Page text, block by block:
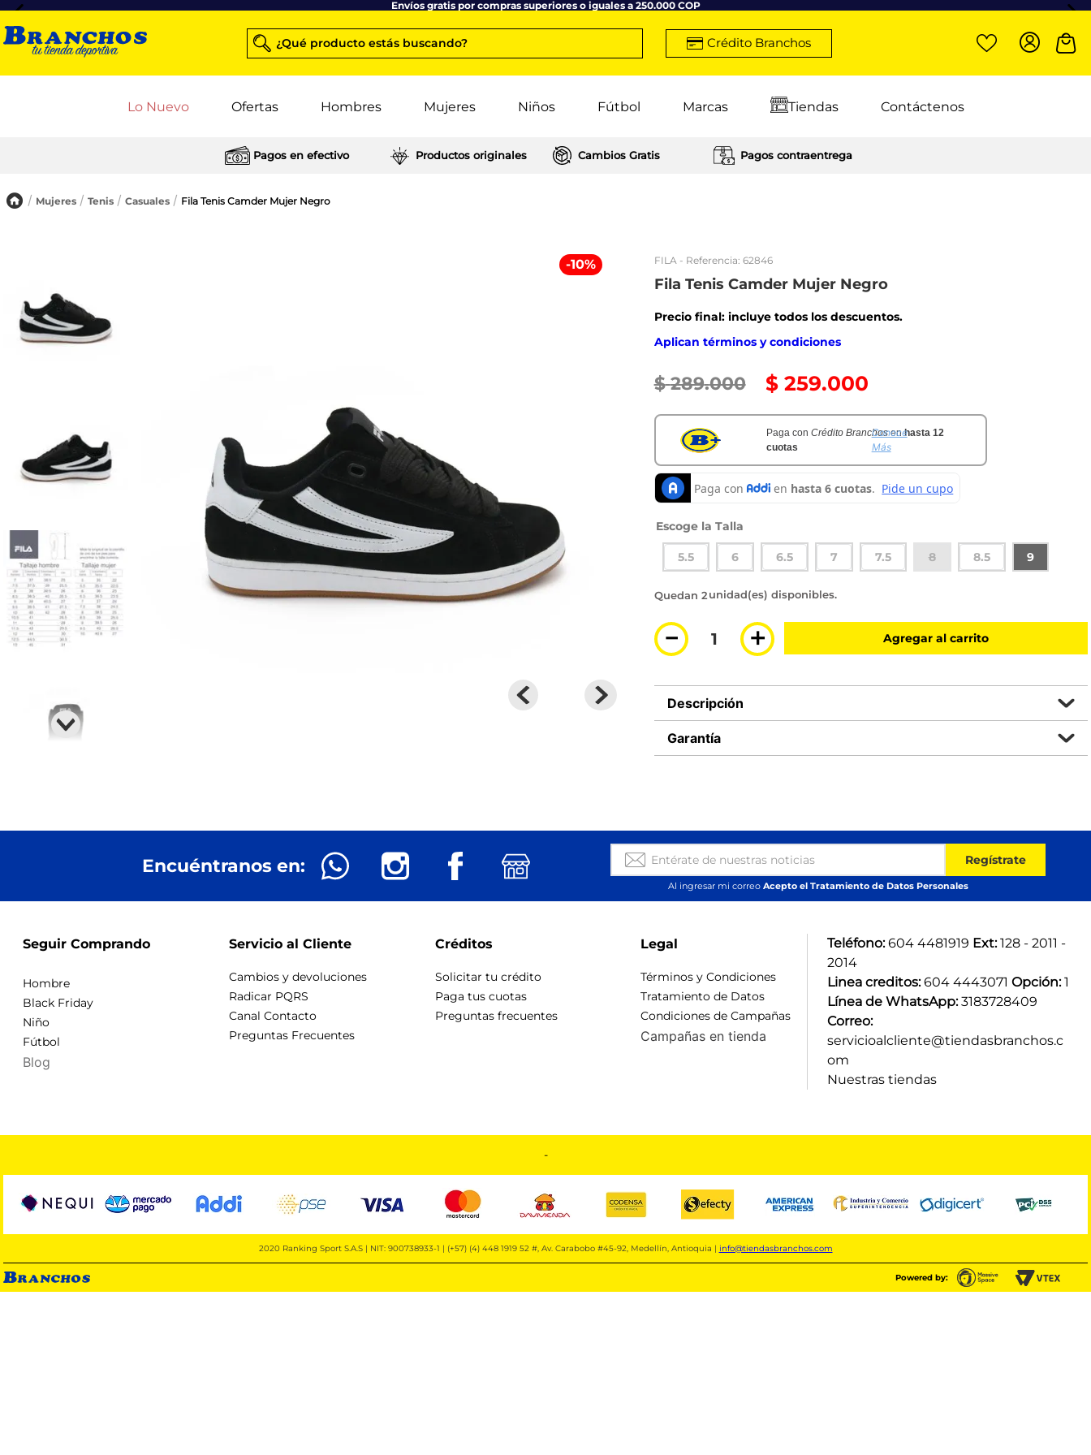
Envíos gratis por compras superiores o iguales a 250.000 COP
¿Qué producto estás buscando? Crédito Branchos
Lo Nuevo Ofertas Hombres Mujeres Niños Fútbol Marcas Tiendas Contáctenos
Pagos en efectivo Productos originales Cambios Gratis Pagos contraentrega
Mujeres Tenis Casuales Fila Tenis Camder Mujer Negro
-10% FILA- Referencia: 62846
Fila Tenis Camder Mujer Negro
Precio final: incluye todos los descuentos.
Aplican términos y condiciones
$ 289.000 $ 259.000
Paga con Crédito Branchosenhasta 12
cuotas
Conoce
Más
Talla
5.5 6 6.5 7 7.5 8 8.5 9
2 disponibles
＋
－ Agregar al carrito
Descripción
Garantía
Encuéntranos en: Regístrate
Al ingresar mi correo Acepto el Tratamiento de Datos Personales
Seguir Comprando
Hombre
Black Friday
Niño
Fútbol
Blog
Servicio al Cliente
Cambios y devoluciones
Radicar PQRS
Canal Contacto
Preguntas Frecuentes
Créditos
Solicitar tu crédito
Paga tus cuotas
Preguntas frecuentes
Legal
Términos y Condiciones
Tratamiento de Datos
Condiciones de Campañas
Campañas en tienda
Teléfono: 604 4481919 Ext: 128 - 2011 -
2014
Linea creditos: 604 4443071 Opción: 1
Línea de WhatsApp: 3183728409
Correo:
servicioalcliente@tiendasbranchos.c
om
Nuestras tiendas
-
2020 Ranking Sport S.A.S | NIT: 900738933-1 | (+57) (4) 448 1919 52 #, Av. Carabobo #45-92, Medellín, Antioquia | info@tiendasbranchos.com
Powered by: